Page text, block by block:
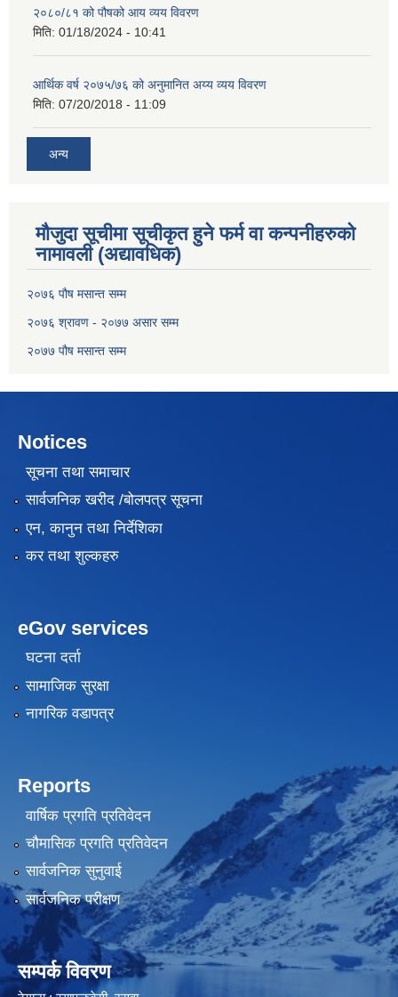
२०८०/८१ को पौषको आय व्यय विवरण
मिति: 01/18/2024 - 10:41
आर्थिक वर्ष २०७५/७६ को अनुमानित अय्य व्यय विवरण
मिति: 07/20/2018 - 11:09
अन्य
मौजुदा सूचीमा सूचीकृत हुने फर्म वा कन्पनीहरुको
नामावली (अद्यावधिक)
२०७६ पौष मसान्त सम्म
२०७६ श्रावण - २०७७ असार सम्म
२०७७ पौष मसान्त सम्म
Notices
सूचना तथा समाचार
सार्वजनिक खरीद /बोलपत्र सूचना
एन, कानुन तथा निर्देशिका
कर तथा शुल्कहरु
eGov services
घटना दर्ता
सामाजिक सुरक्षा
नागरिक वडापत्र
Reports
वार्षिक प्रगति प्रतिवेदन
चौमासिक प्रगति प्रतिवेदन
सार्वजनिक सुनुवाई
सार्वजनिक परीक्षण
सम्पर्क विवरण